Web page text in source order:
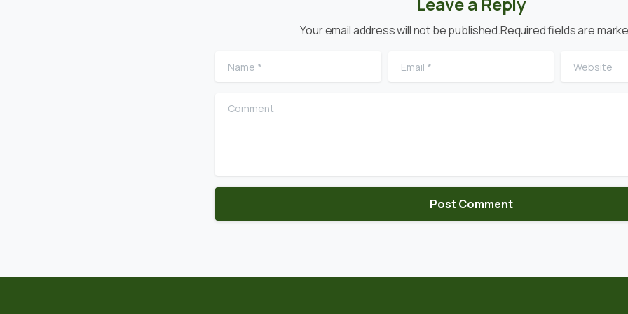
Your email address will not be published.Required fields are
Name
Email Website
Comment